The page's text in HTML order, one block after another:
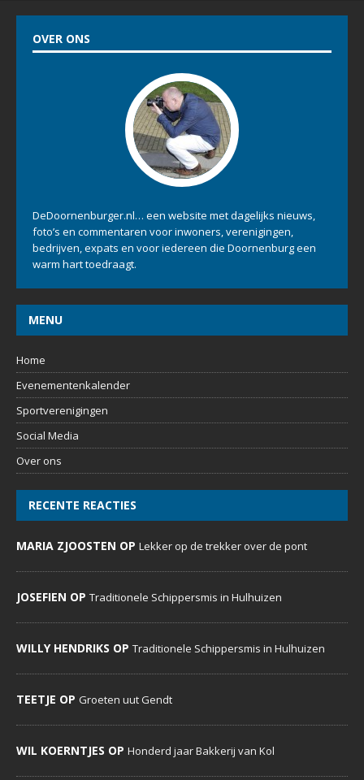
DeDoornenburger.nl… een website met dagelijks nieuws,
foto’s en commentaren voor inwoners, verenigingen,
bedrijven, expats en voor iedereen die Doornenburg een
warm hart toedraagt.
MENU
Home
Evenementenkalender
Social Media
Over ons
RECENTE REACTIES
MARIA ZJOOSTEN OPLekker op de trekker over de pont
JOSEFIEN OPTraditionele Schippersmis in Hulhuizen
WILLY HENDRIKS OPTraditionele Schippersmis in Hulhuizen
TEETJE OPGroeten uut Gendt
WIL KOERNTJES OPHonderd jaar Bakkerij van Kol
VOLG ONS